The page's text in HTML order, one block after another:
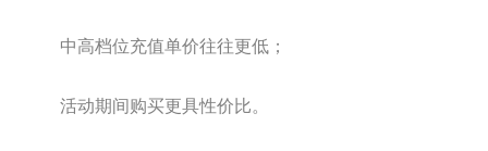
中高档位充值单价往往更低；
活动期间购买更具性价比。